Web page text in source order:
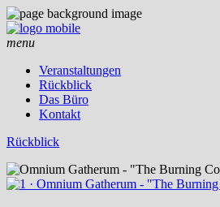
menu
Veranstaltungen
Rückblick
Das Büro
Kontakt
Rückblick